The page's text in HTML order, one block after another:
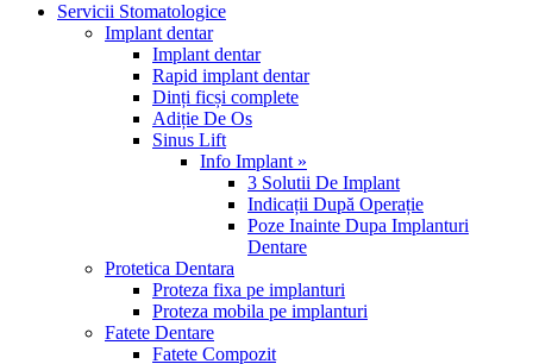
Servicii Stomatologice
Implant dentar
Implant dentar
Rapid implant dentar
Dinți ficși complete
Adiție De Os
Sinus Lift
Info Implant »
3 Solutii De Implant
Indicații După Operație
Poze Inainte Dupa Implanturi
Dentare
Protetica Dentara
Proteza fixa pe implanturi
Proteza mobila pe implanturi
Fatete Dentare
Fatete Compozit